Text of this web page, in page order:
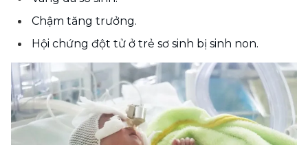
Chậm tăng trưởng.
Hội chứng đột tử ở trẻ sơ sinh bị sinh non.